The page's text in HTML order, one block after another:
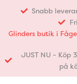
innehåll
Snabb
Glinders butik i
JUST NU - Köp
på